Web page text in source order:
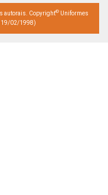
autorais. Copyright© Uniformes
19/02/1998)